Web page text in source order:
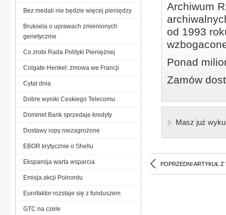
Archiwum
od 1993
Ponad
Zamów
Masz już
POPRZEDNI ARTYKUŁ Z
Bez medali nie będzie więcej pieniędzy
Bruksela o uprawach zmienionych
genetycznie
Co zrobi Rada Polityki Pieniężnej
Colgate-Henkel: zmowa we Francji
Cytat dnia
Dobre wyniki Ceskiego Telecomu
Dominet Bank sprzedaje kredyty
Dostawy ropy niezagrożone
EBOR krytycznie o Shellu
Ekspansja warta wsparcia
Emisja akcji Polnordu
Eurofaktor rozstaje się z funduszem
GTC na czele